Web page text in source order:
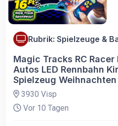
Rubrik: Spielzeuge &
Magic Tracks RC
Autos LED Rennbahn
Spielzeug
3930 Visp
Vor 10 Tagen